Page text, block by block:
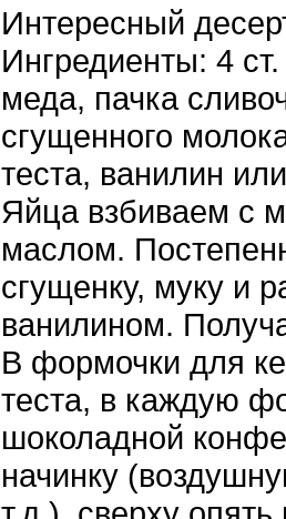
Интересный
Ингредиенты: 4
меда, пачка
сгущенного
теста, ванилин
Яйца взбиваем с
маслом.
сгущенку, муку и
ванилином.
В формочки для
теста, в каждую
шоколадной
начинку